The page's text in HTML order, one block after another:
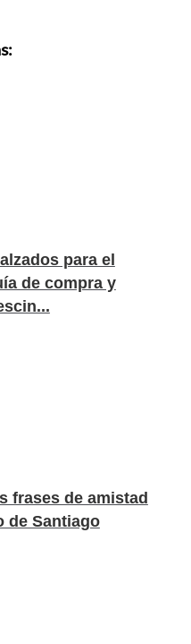
para el
de compra y
frases de amistad
de Santiago